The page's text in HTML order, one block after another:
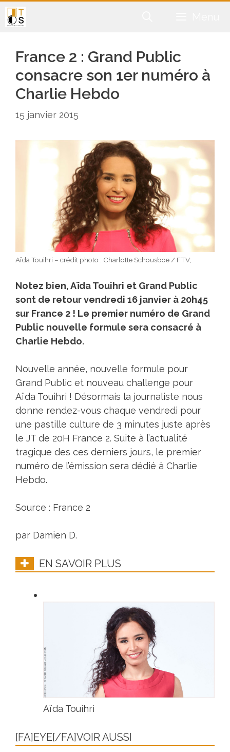
Aller
au
France 2 : Grand Public
consacre son 1er numéro à
Charlie Hebdo
15 janvier 2015
Aïda Touihri – crédit photo : Charlotte Schousboe / FTV;
Notez bien, Aïda Touihri et Grand Public
sont de retour vendredi 16 janvier à 20h45
sur France 2 ! Le premier numéro de Grand
Public nouvelle formule sera consacré à
Charlie Hebdo.
Nouvelle année, nouvelle formule pour
Grand Public et nouveau challenge pour
Aïda Touihri ! Désormais la journaliste nous
donne rendez-vous chaque vendredi pour
une pastille culture de 3 minutes juste après
le JT de 20H France 2. Suite à l’actualité
tragique des ces derniers jours, le premier
numéro de l’émission sera dédié à Charlie
Hebdo.
Source : France 2
par Damien D.
EN SAVOIR PLUS
Aïda Touihri
[FA]EYE[/FA]VOIR AUSSI